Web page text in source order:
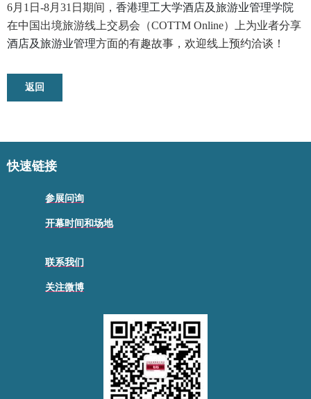
6月1日-8月31日期间， 香港理工大学酒店及旅游业管理学院
在中国出境旅游线上交易会（COTTM Online）上为业者分享
酒店及旅游业管理方面的有趣故事，欢迎线上预约洽谈！
返回
快速链接
参展问询
开幕时间和场地
联系我们
关注微博